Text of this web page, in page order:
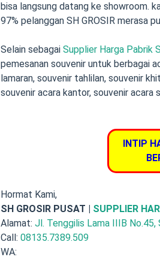
bisa langsung datang ke showroom.
97% pelanggan SH GROSIR merasa
Selain sebagai Supplier Harga Pabrik
pemesanan souvenir untuk berbagai
lamaran, souvenir tahlilan, souvenir
souvenir acara kantor, souvenir acara
INTIP
Hormat Kami,
SH GROSIR PUSAT | SUPPLIER
Alamat: Jl. Tenggilis Lama IIIB No.45,
Call: 08135.7389.509
WA: